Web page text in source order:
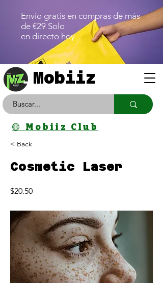
Envío gratis en compras de más
de €29 Solo
en directo hoy
Mobiiz
🟡 Mobiiz Club
< Back
Cosmetic Laser
$20.50